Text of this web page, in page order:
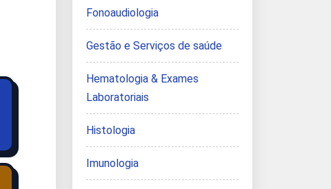
Fonoaudiologia
Gestão e Serviços de saúde
Hematologia & Exames
Laboratoriais
Histologia
Imunologia